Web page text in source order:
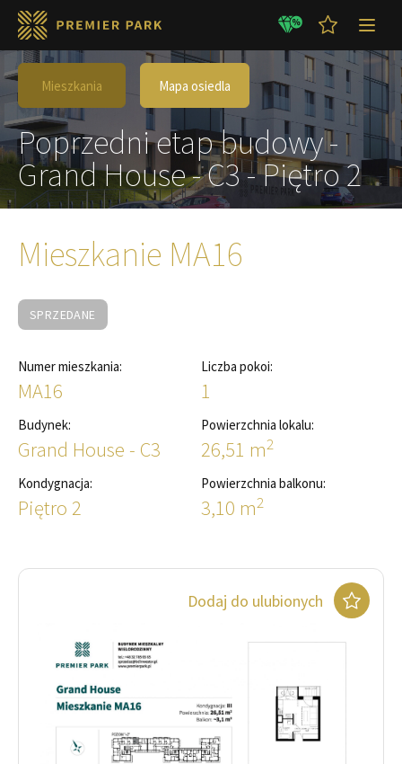
Mieszkania Mapa osiedla
Poprzedni etap budowy -
Grand House - C3 - Piętro 2
Mieszkanie MA16
SPRZEDANE
Numer mieszkania:
MA16
Budynek:
Grand House - C3
Kondygnacja:
Piętro 2
Liczba pokoi:
1
Powierzchnia lokalu:
26,51 m2
Powierzchnia balkonu:
3,10 m2
Dodaj do ulubionych